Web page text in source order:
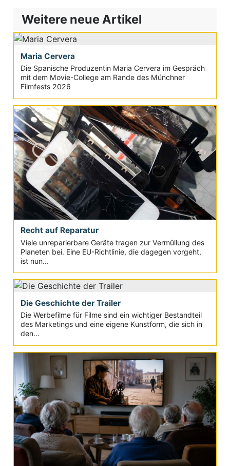
Weitere neue Artikel
Maria Cervera
Die Spanische Produzentin Maria Cervera im Gespräch
mit dem Movie-College am Rande des Münchner
Filmfests 2026
Recht auf Reparatur
Viele unreparierbare Geräte tragen zur Vermüllung des
Planeten bei. Eine EU-Richtlinie, die dagegen vorgeht,
ist nun...
Die Geschichte der Trailer
Die Werbefilme für Filme sind ein wichtiger Bestandteil
des Marketings und eine eigene Kunstform, die sich in
den...